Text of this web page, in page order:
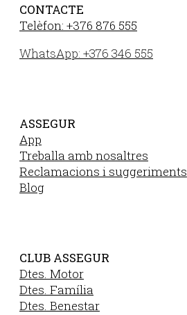
CONTACTE
Telèfon: +376 876 555
WhatsApp: +376 346 555
ASSEGUR
App
Treballa amb nosaltres
Reclamacions i suggeriments
Blog
CLUB ASSEGUR
Dtes. Motor
Dtes. Família
Dtes. Benestar